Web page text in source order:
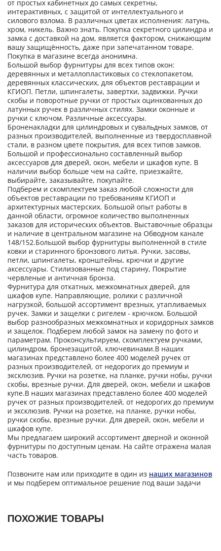
от простых кабинетных до самых секретны,
интерактивных, с защитой от интеллектуального и
силового взлома. В различных цветах исполнения: латунь,
хром, никель. Важно знать. Покупка секретного цилиндра и
замка с доставкой на дом, является фактором, снижающим
вашу защищённость, даже при запечатанном товаре.
Покупка в магазине всегда анонимна.
Большой выбор фурнитуры для всех типов окон:
деревянных и металлопластиковых со стеклопакетом,
деревянных классических, для объектов реставрации и
КГИОП. Петли, шпингалеты, завертки, задвижки. Ручки
скобы и поворотные ручки от простых оцинкованных до
латунных ручек в различных стилях. Замки оконные и
ручки с ключом. Различные аксессуары.
Броненакладки для цилиндровых и сувальдных замков, от
разных производителей, выполненные из твердосплавной
стали, в разном цвете покрытия, для всех типов замков.
Большой и профессионально составленный выбор
аксессуаров для дверей, окон, мебели и шкафов купе. В
наличии выбор больше чем на сайте, приезжайте,
выбирайте, заказывайте, покупайте.
Подберем и скомплектуем заказ любой сложности для
объектов реставрации по требованиям КГИОП и
архитектурных мастерских. Большой опыт работы в
данной области, огромное количество выполненных
заказов для исторических объектов. Выставочные образцы
и наличие в центральном магазине на Обводном канале
148/152.Большой выбор фурнитуры выполненной в стиле
ковки и старинного бронзового литья. Ручки, засовы,
петли, шпингалеты, кронштейны, крючки и другие
аксессуары. Стилизованные под старину, Покрытие
червленые и античная бронза.
Фурнитура для откатных, межкомнатных дверей, для
шкафов купе. Направляющие, ролики с различной
нагрузкой, большой ассортимент врезных, утапливаемых
ручек. Замки и защелки с ригелем - крючком. Большой
выбор разнообразных межкомнатных и коридорных замков
и защелок. Подберем любой замок на замену по фото и
параметрам. Проконсультируем, скомплектуем ручками,
цилиндром, бронезащитой, ключевинами.В наших
магазинах представлено более 400 моделей ручек от
разных производителей, от недорогих до премиум и
эксклюзив. Ручки на розетке, на планке, ручки нобы, ручки
скобы, врезные ручки. Для дверей, окон, мебели и шкафов
купе.В наших магазинах представлено более 400 моделей
ручек от разных производителей, от недорогих до премиум
и эксклюзив. Ручки на розетке, на планке, ручки нобы,
ручки скобы, врезные ручки. Для дверей, окон, мебели и
шкафов купе.
Мы предлагаем широкий ассортимент дверной и оконной
фурнитуры по доступным ценам. На сайте отражена малая
часть товаров.
Позвоните нам или приходите в один из наших магазинов
и мы подберем оптимальное решение под ваши задачи
ПОХОЖИЕ ТОВАРЫ